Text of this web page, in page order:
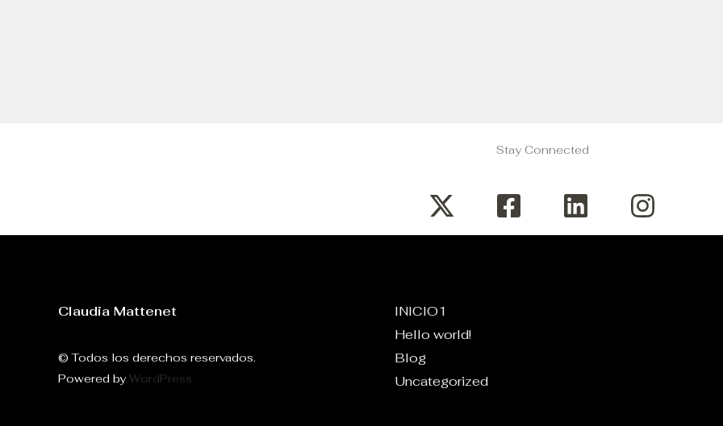
Stay Connected
Claudia Mattenet
© Todos los derechos reservados.
Powered byWordPress
INICIO1
Hello world!
Blog
Uncategorized